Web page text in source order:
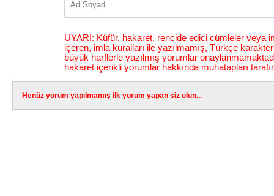
UYARI: Küfür, hakaret, rencide edici cümleler veya
içeren, imla kuralları ile yazılmamış, Türkçe
büyük harflerle yazılmış yorumlar
hakaret içerikli yorumlar hakkında muhatapları
Henüz yorum yapılmamış ilk yorum yapan siz olun...